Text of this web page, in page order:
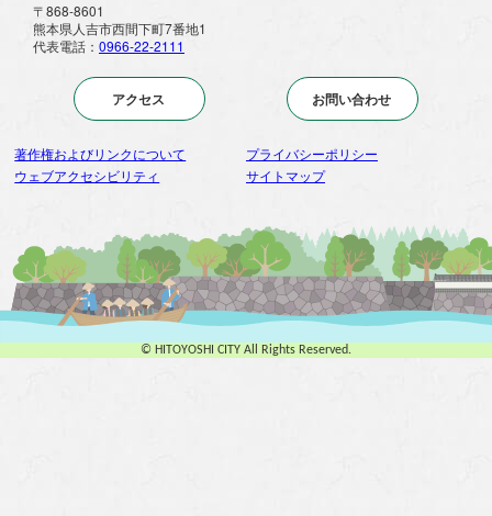
〒868-8601
熊本県人吉市西間下町7番地1
代表電話： 0966-22-2111
アクセス お問い合わせ
著作権およびリンクについて
プライバシーポリシー
ウェブアクセシビリティ
サイトマップ
© HITOYOSHI CITY All Rights Reserved.